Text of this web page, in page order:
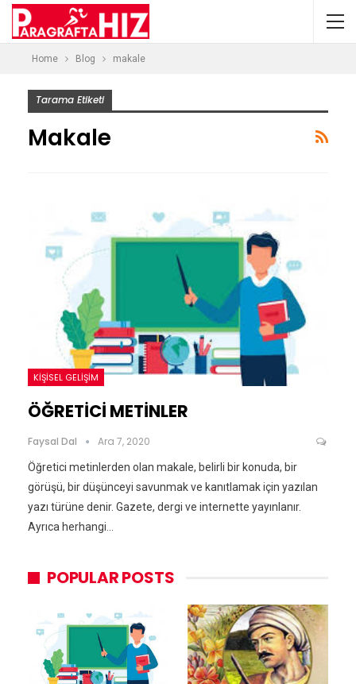
Home Blog makale
Tarama Etiketi
Makale
KIŞISEL GELIŞIM
ÖĞRETİCİ METİNLER
Faysal Dal Ara 7, 2020
Öğretici metinlerden olan makale, belirli bir konuda, bir
görüşü, bir düşünceyi savunmak ve kanıtlamak için yazılan
yazı türüne denir. Gazete, dergi ve internette yayınlanır.
Ayrıca herhangi…
POPULAR POSTS